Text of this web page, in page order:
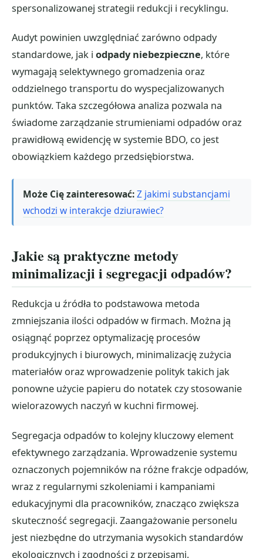
spersonalizowanej strategii redukcji i recyklingu.
Audyt powinien uwzględniać zarówno odpady
standardowe, jak i odpady niebezpieczne, które
wymagają selektywnego gromadzenia oraz
oddzielnego transportu do wyspecjalizowanych
punktów. Taka szczegółowa analiza pozwala na
świadome zarządzanie strumieniami odpadów oraz
prawidłową ewidencję w systemie BDO, co jest
obowiązkiem każdego przedsiębiorstwa.
Może Cię zainteresować:Z jakimi substancjami
wchodzi w interakcje dziurawiec?
Jakie są praktyczne metody
minimalizacji i segregacji odpadów?
Redukcja u źródła to podstawowa metoda
zmniejszania ilości odpadów w firmach. Można ją
osiągnąć poprzez optymalizację procesów
produkcyjnych i biurowych, minimalizację zużycia
materiałów oraz wprowadzenie polityk takich jak
ponowne użycie papieru do notatek czy stosowanie
wielorazowych naczyń w kuchni firmowej.
Segregacja odpadów to kolejny kluczowy element
efektywnego zarządzania. Wprowadzenie systemu
oznaczonych pojemników na różne frakcje odpadów,
wraz z regularnymi szkoleniami i kampaniami
edukacyjnymi dla pracowników, znacząco zwiększa
skuteczność segregacji. Zaangażowanie personelu
jest niezbędne do utrzymania wysokich standardów
ekologicznych i zgodności z przepisami.